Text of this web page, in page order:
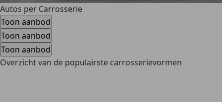
Autos per Carrosserie
Toon aanbod
Toon aanbod
Toon aanbod
Overzicht van de populairste carrosserievormen